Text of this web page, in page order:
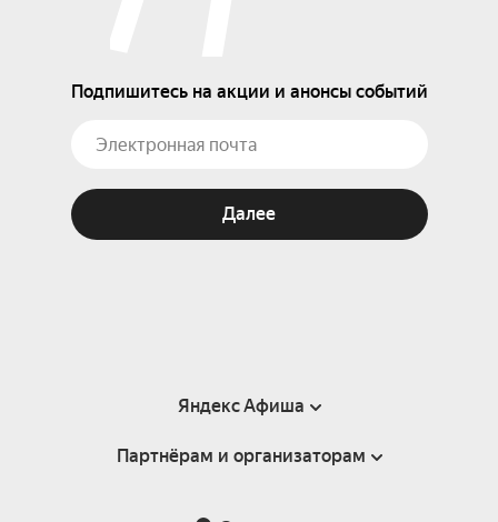
Подпишитесь на акции и анонсы событий
Далее
Яндекс Афиша
Справка
Партнёрам и организаторам